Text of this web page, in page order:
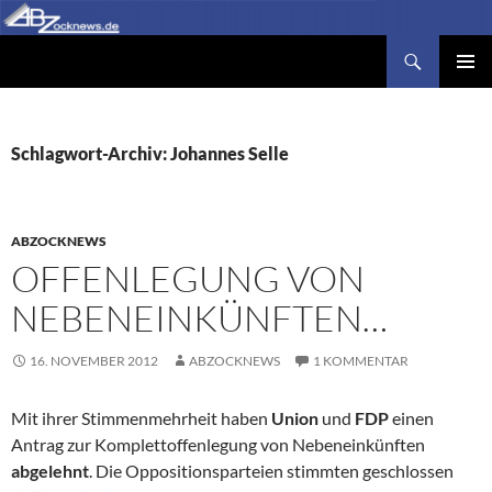
Zum
Inhalt
Schlagwort-Archiv: Johannes Selle
ABZOCKNEWS
OFFENLEGUNG VON
NEBENEINKÜNFTEN…
16. NOVEMBER 2012 ABZOCKNEWS 1 KOMMENTAR
Mit ihrer Stimmenmehrheit haben Union und FDPeinen
Antrag zur Komplettoffenlegung von Nebeneinkünften
abgelehnt. Die Oppositionsparteien stimmten geschlossen